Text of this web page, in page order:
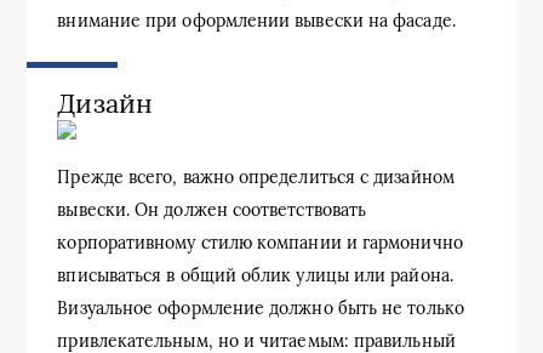
внимание при оформлении вывески на фасаде.
Дизайн
Прежде всего, важно определиться с дизайном
вывески. Он должен соответствовать
корпоративному стилю компании и гармонично
вписываться в общий облик улицы или района.
Визуальное оформление должно быть не только
привлекательным, но и читаемым: правильный